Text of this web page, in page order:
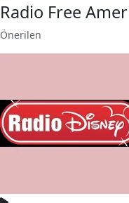
Radio Free
Önerilen